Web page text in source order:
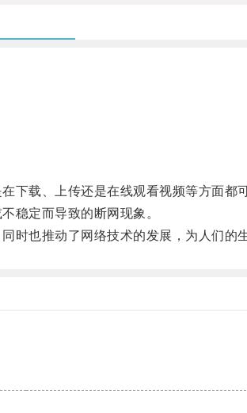
载、上传还是在线观看视频等方面都
稳定而导致的断网现象。
也推动了网络技术的发展，为人们的